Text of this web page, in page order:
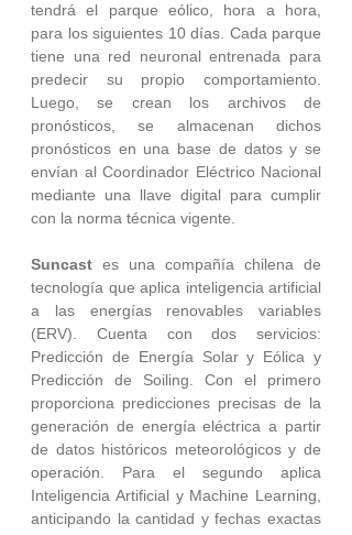
tendrá el parque eólico, hora a hora,
para los siguientes 10 días. Cada parque
tiene una red neuronal entrenada para
predecir su propio comportamiento.
Luego, se crean los archivos de
pronósticos, se almacenan dichos
pronósticos en una base de datos y se
envían al Coordinador Eléctrico Nacional
mediante una llave digital para cumplir
con la norma técnica vigente.
Suncast es una compañía chilena de
tecnología que aplica inteligencia artificial
a las energías renovables variables
(ERV). Cuenta con dos servicios:
Predicción de Energía Solar y Eólica y
Predicción de Soiling. Con el primero
proporciona predicciones precisas de la
generación de energía eléctrica a partir
de datos históricos meteorológicos y de
operación. Para el segundo aplica
Inteligencia Artificial y Machine Learning,
anticipando la cantidad y fechas exactas